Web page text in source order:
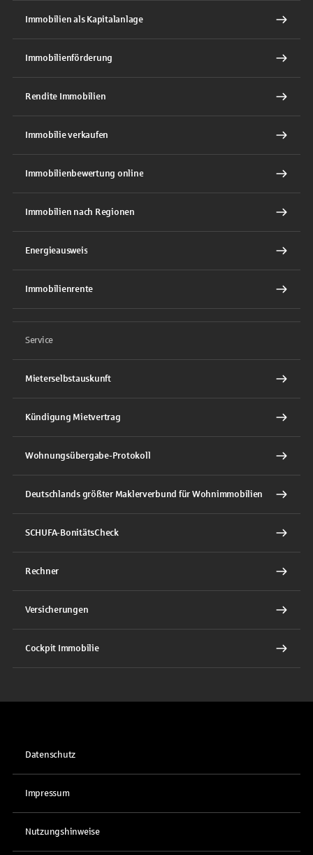
Immobilien als Kapitalanlage
Immobilienförderung
Rendite Immobilien
Immobilie verkaufen
Immobilienbewertung online
Immobilien nach Regionen
Energieausweis
Immobilienrente
Service
Mieterselbstauskunft
Kündigung Mietvertrag
Wohnungsübergabe-Protokoll
Deutschlands größter Maklerverbund für Wohnimmobilien
SCHUFA-BonitätsCheck
Rechner
Versicherungen
Cockpit Immobilie
Datenschutz
Impressum
Nutzungshinweise